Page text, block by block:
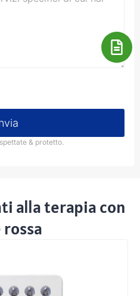
& protetto.
alla terapia con
rossa